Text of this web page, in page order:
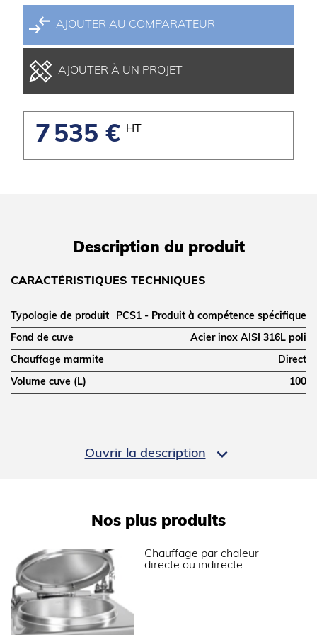
AJOUTER AU COMPARATEUR
AJOUTER À UN PROJET
7 535 € HT
Ouvrir la description 
Description du produit
CARACTÉRISTIQUES TECHNIQUES
Typologie de produit PCS1 - Produit à compétence spécifique
Fond de cuve Acier inox AISI 316L poli
Chauffage marmite Direct
Volume cuve (L) 100
Profondeur (mm)
ALIMENTATION
Puissance gaz (kW)
Nos plus produits
Chauffage par chaleur
directe ou indirecte.